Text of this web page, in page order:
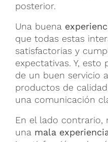
posterior.
Una buena
que todas estas
satisfactorias y
expectativas. Y, esto
de un buen servicio
productos de
una comunicación
En el lado contrario,
una mala